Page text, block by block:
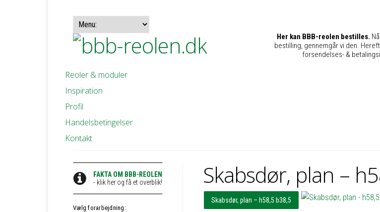
Her kan BBB-reolen bestilles.
bestilling, gennemgår vi den.
forsendelses- &
Reoler & moduler
Inspiration
Profil
Handelsbetingelser
Kontakt
Skabsdør, plan –
Skabsdør, plan – h58,5 b38,5
FAKTA OM BBB-REOLEN
- klik her og få et overblik!
Vælg forarbejdning: